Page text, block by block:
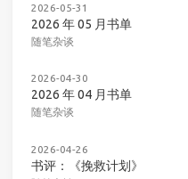
2026-05-31
2026 年 05 月书单
随笔杂谈
2026-04-30
2026 年 04 月书单
随笔杂谈
2026-04-26
书评：《挽救计划》